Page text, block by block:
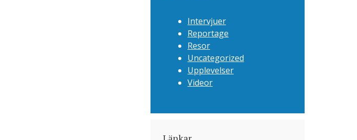
Intervjuer
Reportage
Resor
Uncategorized
Upplevelser
Videor